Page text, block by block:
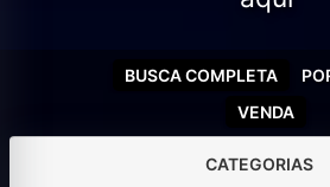
VENDA
BUSCA COMPLETA
CATEGORIAS